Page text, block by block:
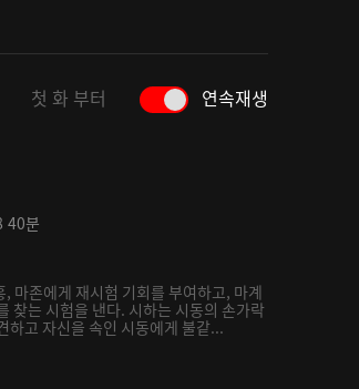
첫 화 부터 연속재생
40분
, 마존에게 재시험 기회를 부여하고, 마계
찾는 시험을 낸다. 시하는 시동의 손가락
하고 자신을 속인 시동에게 불같...